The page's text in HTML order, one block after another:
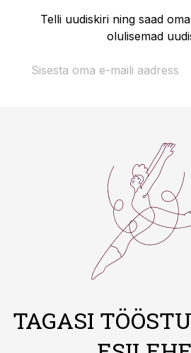
Telli uudiskiri ning saad
olulisemad
TAGASI